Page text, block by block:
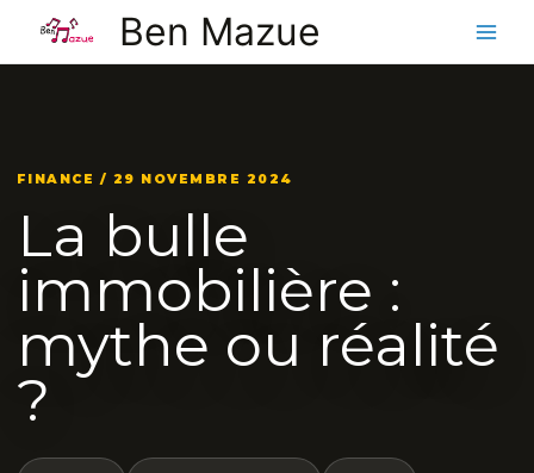
contenu
Ben Mazue
FINANCE / 29 NOVEMBRE 2024
La bulle
immobilière :
mythe ou réalité
?